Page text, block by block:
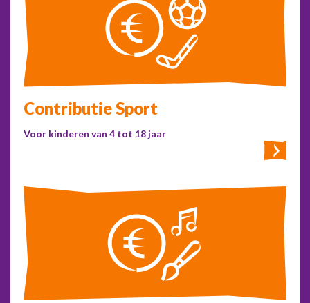
Contributie Sport
Voor kinderen van 4 tot 18 jaar